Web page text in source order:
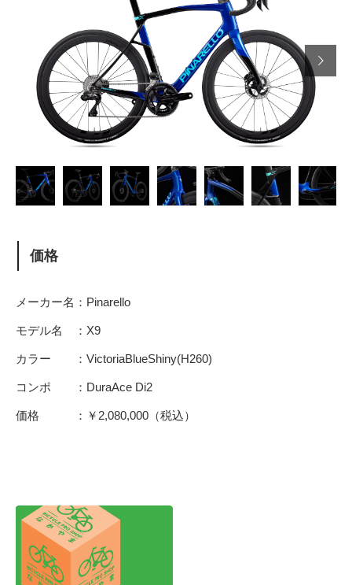

価格
メーカー名：Pinarello
モデル名 ：X9
カラー ：VictoriaBlueShiny(H260)
コンポ ：DuraAce Di2
価格 ：￥2,080,000（税込）